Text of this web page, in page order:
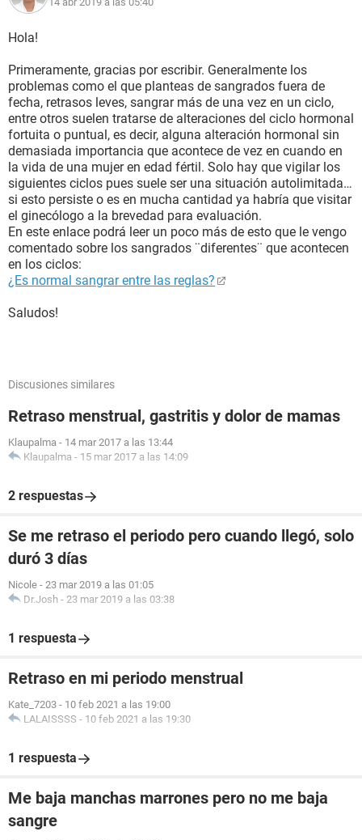
Hola!
Primeramente, gracias por escribir. Generalmente los
problemas como el que planteas de sangrados fuera de
fecha, retrasos leves, sangrar más de una vez en un ciclo,
entre otros suelen tratarse de alteraciones del ciclo hormonal
fortuita o puntual, es decir, alguna alteración hormonal sin
demasiada importancia que acontece de vez en cuando en
la vida de una mujer en edad fértil. Solo hay que vigilar los
siguientes ciclos pues suele ser una situación autolimitada…
si esto persiste o es en mucha cantidad ya habría que visitar
el ginecólogo a la brevedad para evaluación.
En este enlace podrá leer un poco más de esto que le vengo
comentado sobre los sangrados ¨diferentes¨ que acontecen
en los ciclos:
¿Es normal sangrar entre las reglas?
Saludos!
Discusiones similares
Retraso menstrual, gastritis y dolor de mamas
Klaupalma - 14 mar 2017 a las 13:44
Klaupalma - 15 mar 2017 a las 14:09
2 respuestas
Se me retraso el periodo pero cuando llegó, solo
duró 3 días
Nicole - 23 mar 2019 a las 01:05
Dr.Josh - 23 mar 2019 a las 03:38
1 respuesta
Retraso en mi periodo menstrual
Kate_7203 - 10 feb 2021 a las 19:00
LALAISSSS - 10 feb 2021 a las 19:30
1 respuesta
Me baja manchas marrones pero no me baja
sangre